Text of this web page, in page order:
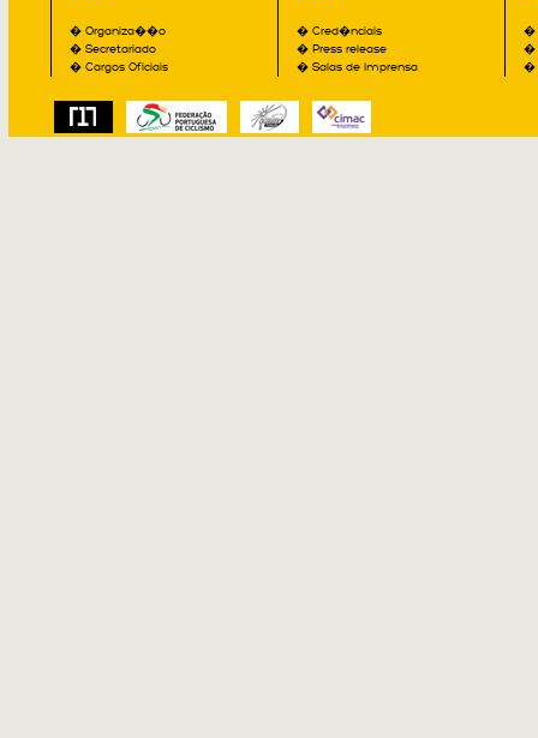
� Organiza��o
� Secretariado
� Cargos Oficiais
� Cred�nciais
� Press release
� Salas de Imprensa
�
�
�